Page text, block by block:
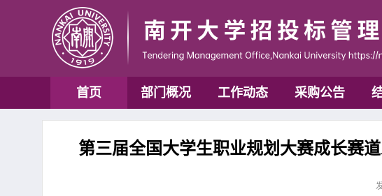
首页 部门概况 工作动态 采购公告
第三届全国大学生职业规划大赛成长赛